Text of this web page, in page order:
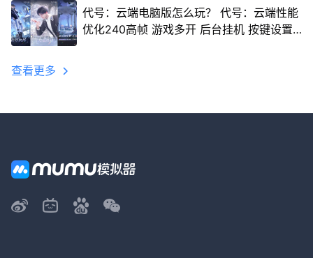
代号：云端电脑版怎么玩？ 代号：云端性能
优化240高帧 游戏多开 后台挂机 按键设置
查看更多